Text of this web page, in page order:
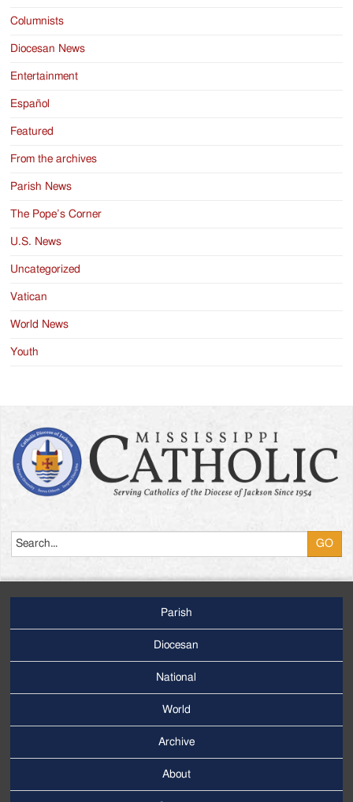
Columnists
Diocesan News
Entertainment
Español
Featured
From the archives
Parish News
The Pope’s Corner
U.S. News
Uncategorized
Vatican
World News
Youth
Menu
Parish
Diocesan
National
World
Menu
Archive
About